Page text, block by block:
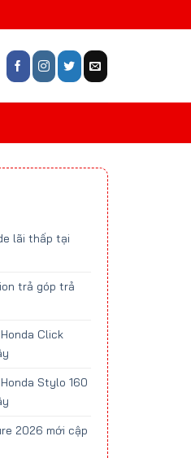
lãi thấp tại
trả góp trả
Click
Stylo 160
2026 mới cập